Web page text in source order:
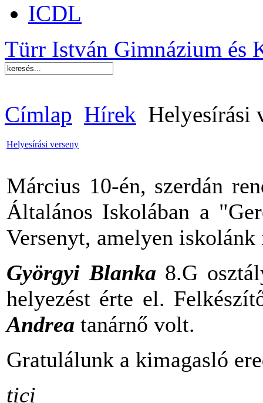
ICDL
Türr István Gimnázium és
Címlap Hírek Helyesírási
Helyesírási verseny
Március 10-én, szerdán
Általános Iskolában a
Versenyt, amelyen
Györgyi Blanka 8.G
helyezést érte el.
Andrea tanárnő volt.
Gratulálunk a kimagasló
tici